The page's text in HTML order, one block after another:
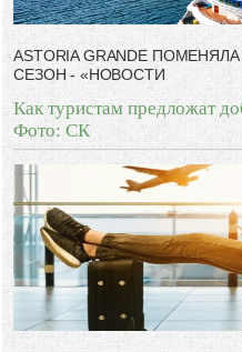
ASTORIA GRANDE
СЕЗОН - «НОВОСТИ
Как туристам предложат
Фото: СК